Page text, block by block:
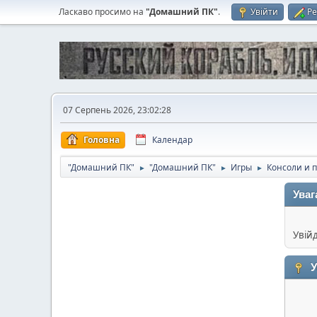
Ласкаво просимо на "Домашний ПК". Увійти
07 Серпень 2026, 23:02:28
Головна Календар
"Домашний ПК" ► "Домашний ПК" ► Игры ► Консоли и